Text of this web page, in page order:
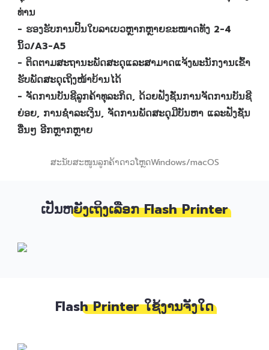
ທ່ານ
- ຮອງຮັບການປິ້ນໃບລາເບວຫຼາກຫຼາຍຂະໜາດທັງ 2-4
ນິ້ວ/A3-A5
- ຕິດຕາມສະຖານະພັດສະດຸແລະສາມາດແຈ້ງພະນັກງານເຂົ້າ
ຮັບພັດສະດຸເຖິງໜ້າບ້ານໄດ້
- ຈັດການບັນຊີລູກຄ້າທຸລະກິດ, ດ້ວຍຟັງຊັ່ນການຈັດການບັນຊີ
ຍ່ອຍ, ການຊຳລະເງິນ, ຈັດການພັດສະດຸມີບັນຫາ ແລະຟັງຊັ່ນ
ອື່ນໆ ອີກຫຼາກຫຼາຍ
ສະນັບສະໜູນລູກຄ້າດາວໂຫຼດWindows/macOS
ເປັນຫຍັງເຖິງເລືອກ Flash Printer
Flash Printer ໃຊ້ງານຈັງໃດ